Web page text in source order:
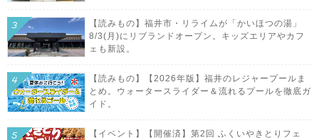
【読みもの】福井市・リライムが「かいほつの湯」
8/3(月)にリブランドオープン。キッズエリアやカフ
ェも新設。
【読みもの】【2026年版】福井のレジャープールま
とめ。ウォータースライダー＆流れるプールを徹底ガ
イド。
【イベント】【開催済】第2回 ふくいやきとりフェ